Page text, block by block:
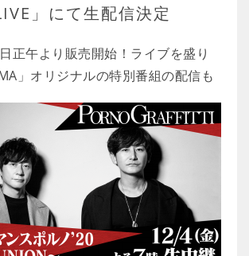
」にて生配信決定
正午より販売開始！ライブを盛り
」オリジナルの特別番組の配信も